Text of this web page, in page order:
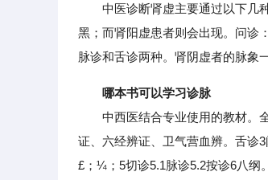
中医诊断肾虚主要通过以下几种
黑；而肾阳虚患者则会出现。问诊
脉诊和舌诊两种。肾阴虚者的脉象
哪本书可以学习诊脉
中西医结合专业使用的教材。全
证、六经辨证、卫气营血辨。舌诊
£；¼；5切诊5.1脉诊5.2按诊6八纲。